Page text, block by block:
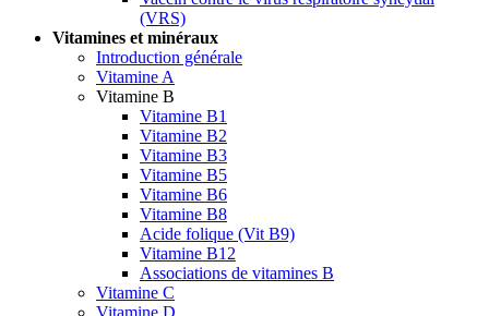
(VRS)
Vitamines et minéraux
Introduction générale
Vitamine A
Vitamine B
Vitamine B1
Vitamine B2
Vitamine B3
Vitamine B5
Vitamine B6
Vitamine B8
Acide folique (Vit B9)
Vitamine B12
Associations de vitamines B
Vitamine C
Vitamine D